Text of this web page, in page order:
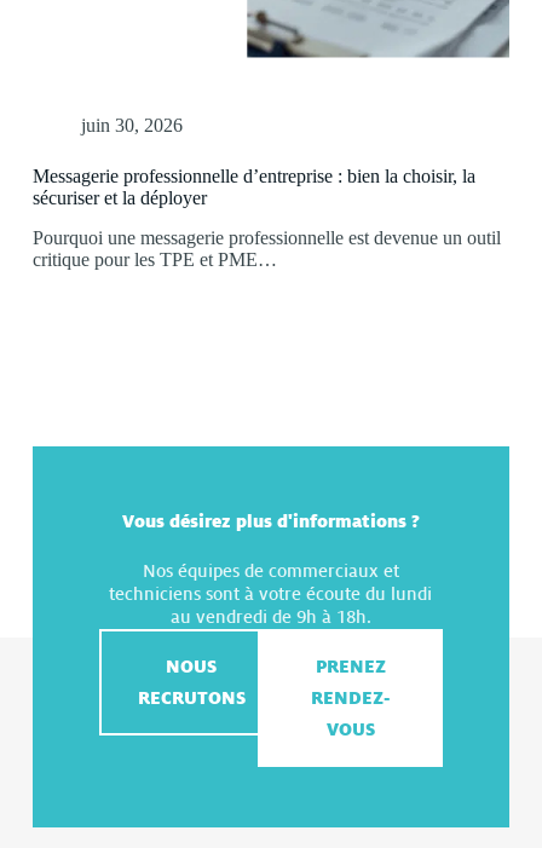
juin 30, 2026
Messagerie professionnelle d’entreprise : bien la choisir, la
sécuriser et la déployer
Pourquoi une messagerie professionnelle est devenue un outil
critique pour les TPE et PME…
Vous désirez plus d'informations ?
Nos équipes de commerciaux et
techniciens sont à votre écoute du lundi
au vendredi de 9h à 18h.
NOUS
RECRUTONS
PRENEZ
RENDEZ-
VOUS